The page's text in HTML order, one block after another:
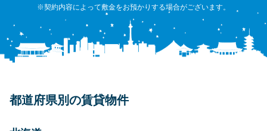
※契約内容によって敷金をお預かりする場合がございます。
都道府県別の賃貸物件